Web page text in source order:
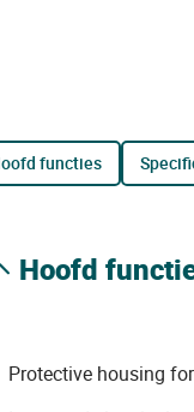
hoofd functies
hoofd
Protective housing